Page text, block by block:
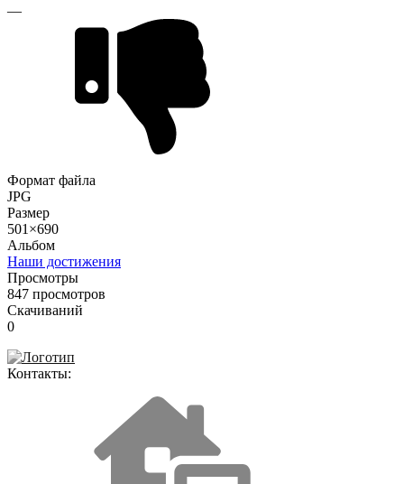
—
Формат файла
JPG
Размер
501×690
Альбом
Наши достижения
Просмотры
847 просмотров
Скачиваний
0
Контакты: